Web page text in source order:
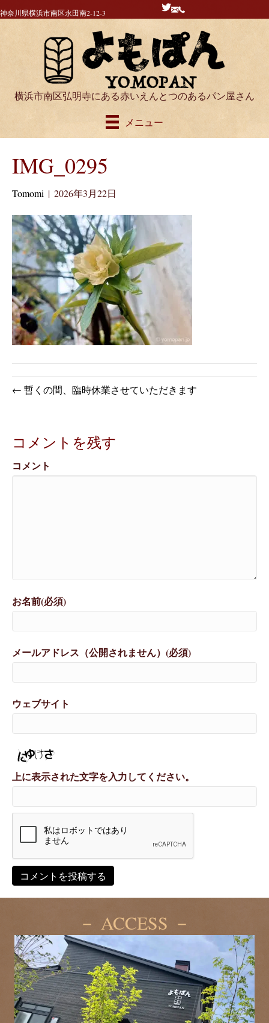
神奈川県横浜市南区永田南2-12-3
横浜市南区弘明寺にある赤いえんとつのあるパン屋さん
メニュー
IMG_0295
Tomomi | 2026年3月22日
← 暫くの間、臨時休業させていただきます
コメントを残す
コメント
お名前(必須)
メールアドレス（公開されません）(必須)
ウェブサイト
上に表示された文字を入力してください。
－ ACCESS －